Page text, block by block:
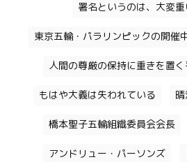
署名というのは、大変
東京五輪・パラリンピックの開催
人間の尊厳の保持に重きを置
もはや大義は失われている
橋本聖子五輪組織委員会会長
アンドリュー・パーソンズ